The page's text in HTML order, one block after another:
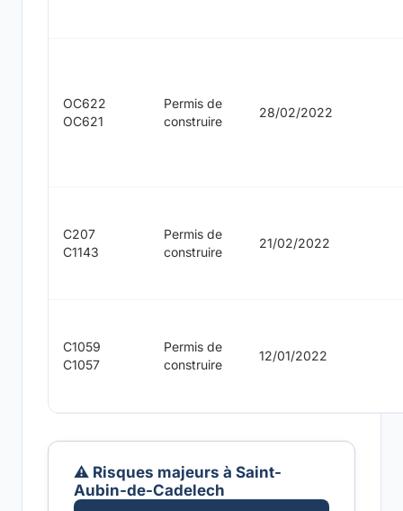
OC622
OC621
Permis de
construire
28/02/2022
C207
C1143
Permis de
construire
21/02/2022
C1059
C1057
Permis de
construire
12/01/2022
⚠️ Risques majeurs à Saint-
Aubin-de-Cadelech